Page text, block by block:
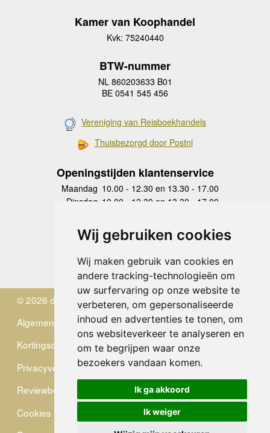
Wij gebruiken cookies
Wij maken gebruik van cookies en
andere tracking-technologieën om
uw surfervaring op onze website te
verbeteren, om gepersonaliseerde
inhoud en advertenties te tonen, om
ons websiteverkeer te analyseren en
om te begrijpen waar onze
bezoekers vandaan komen.
Ik ga akkoord
Ik weiger
Kamer van Koophandel
Kvk: 75240440
BTW-nummer
NL 860203633 B01
BE 0541 545 456
Vereniging van Reisboekhandels
Thuisbezorgd door Postnl
Openingstijden klantenservice
Maandag 10.00 - 12.30 en 13.30 - 17.00
Dinsdag 10.00 - 12.30 en 13.30 - 17.00
Donderdag
10.00 - 12.30 en 13.30 - 17.00
Vrijdag 10.00 - 12.30 en 13.30 - 17.00
Zaterdag
gesloten
Zondag gesloten
© 2026 de Zwerver
Algemene Voorwaarden
Kortingscode
Privacyverklaring
Reviewbeleid
Cookies